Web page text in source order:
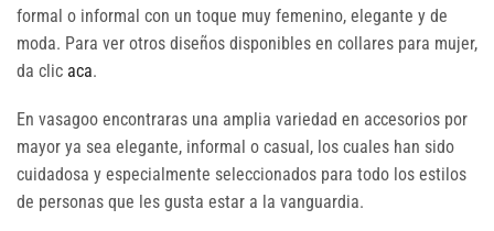
formal o informal con un toque muy femenino, elegante y de
moda. Para ver otros diseños disponibles en collares para mujer,
da clic aca.
En vasagoo encontraras una amplia variedad en accesorios por
mayor ya sea elegante, informal o casual, los cuales han sido
cuidadosa y especialmente seleccionados para todo los estilos
de personas que les gusta estar a la vanguardia.